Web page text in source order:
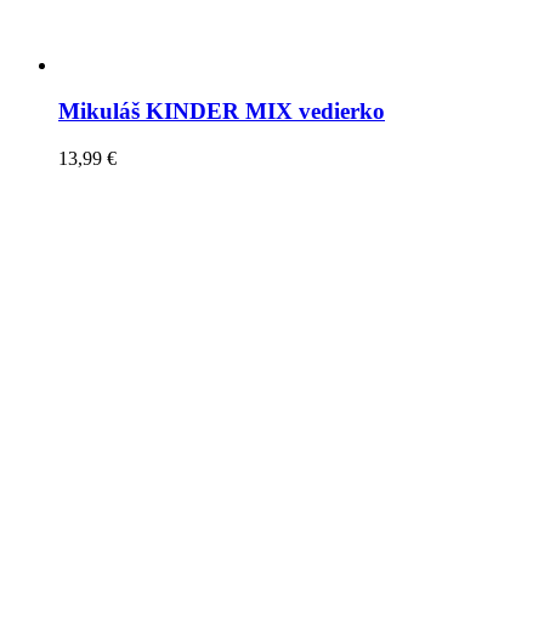
Mikuláš KINDER MIX vedierko
13,99 €